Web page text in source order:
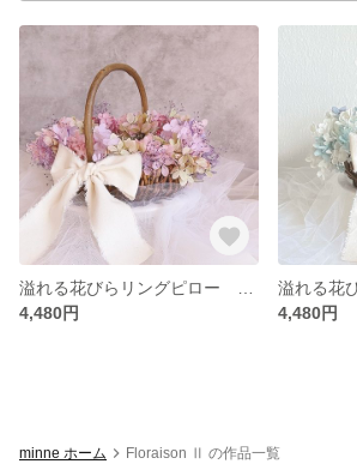
4,480円
4,480円
minne ホーム Floraison Ⅱ の作品一覧